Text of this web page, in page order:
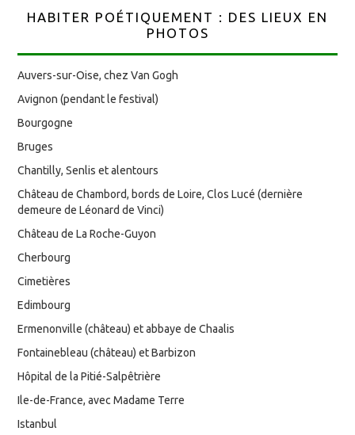
HABITER POÉTIQUEMENT : DES LIEUX EN
PHOTOS
Auvers-sur-Oise, chez Van Gogh
Avignon (pendant le festival)
Bourgogne
Bruges
Chantilly, Senlis et alentours
Château de Chambord, bords de Loire, Clos Lucé (dernière
demeure de Léonard de Vinci)
Château de La Roche-Guyon
Cherbourg
Cimetières
Edimbourg
Ermenonville (château) et abbaye de Chaalis
Fontainebleau (château) et Barbizon
Hôpital de la Pitié-Salpêtrière
Ile-de-France, avec Madame Terre
Istanbul